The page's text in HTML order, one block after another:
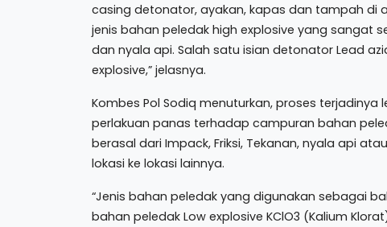
casing detonator, ayakan, kapas dan tampah di
jenis bahan peledak high explosive yang sangat
dan nyala api. Salah satu isian detonator Lead
explosive,” jelasnya.
Kombes Pol Sodiq menuturkan, proses
perlakuan panas terhadap campuran bahan
berasal dari Impack, Friksi, Tekanan, nyala api
lokasi ke lokasi lainnya.
“Jenis bahan peledak yang digunakan sebagai
bahan peledak Low explosive KClO3 (Kalium